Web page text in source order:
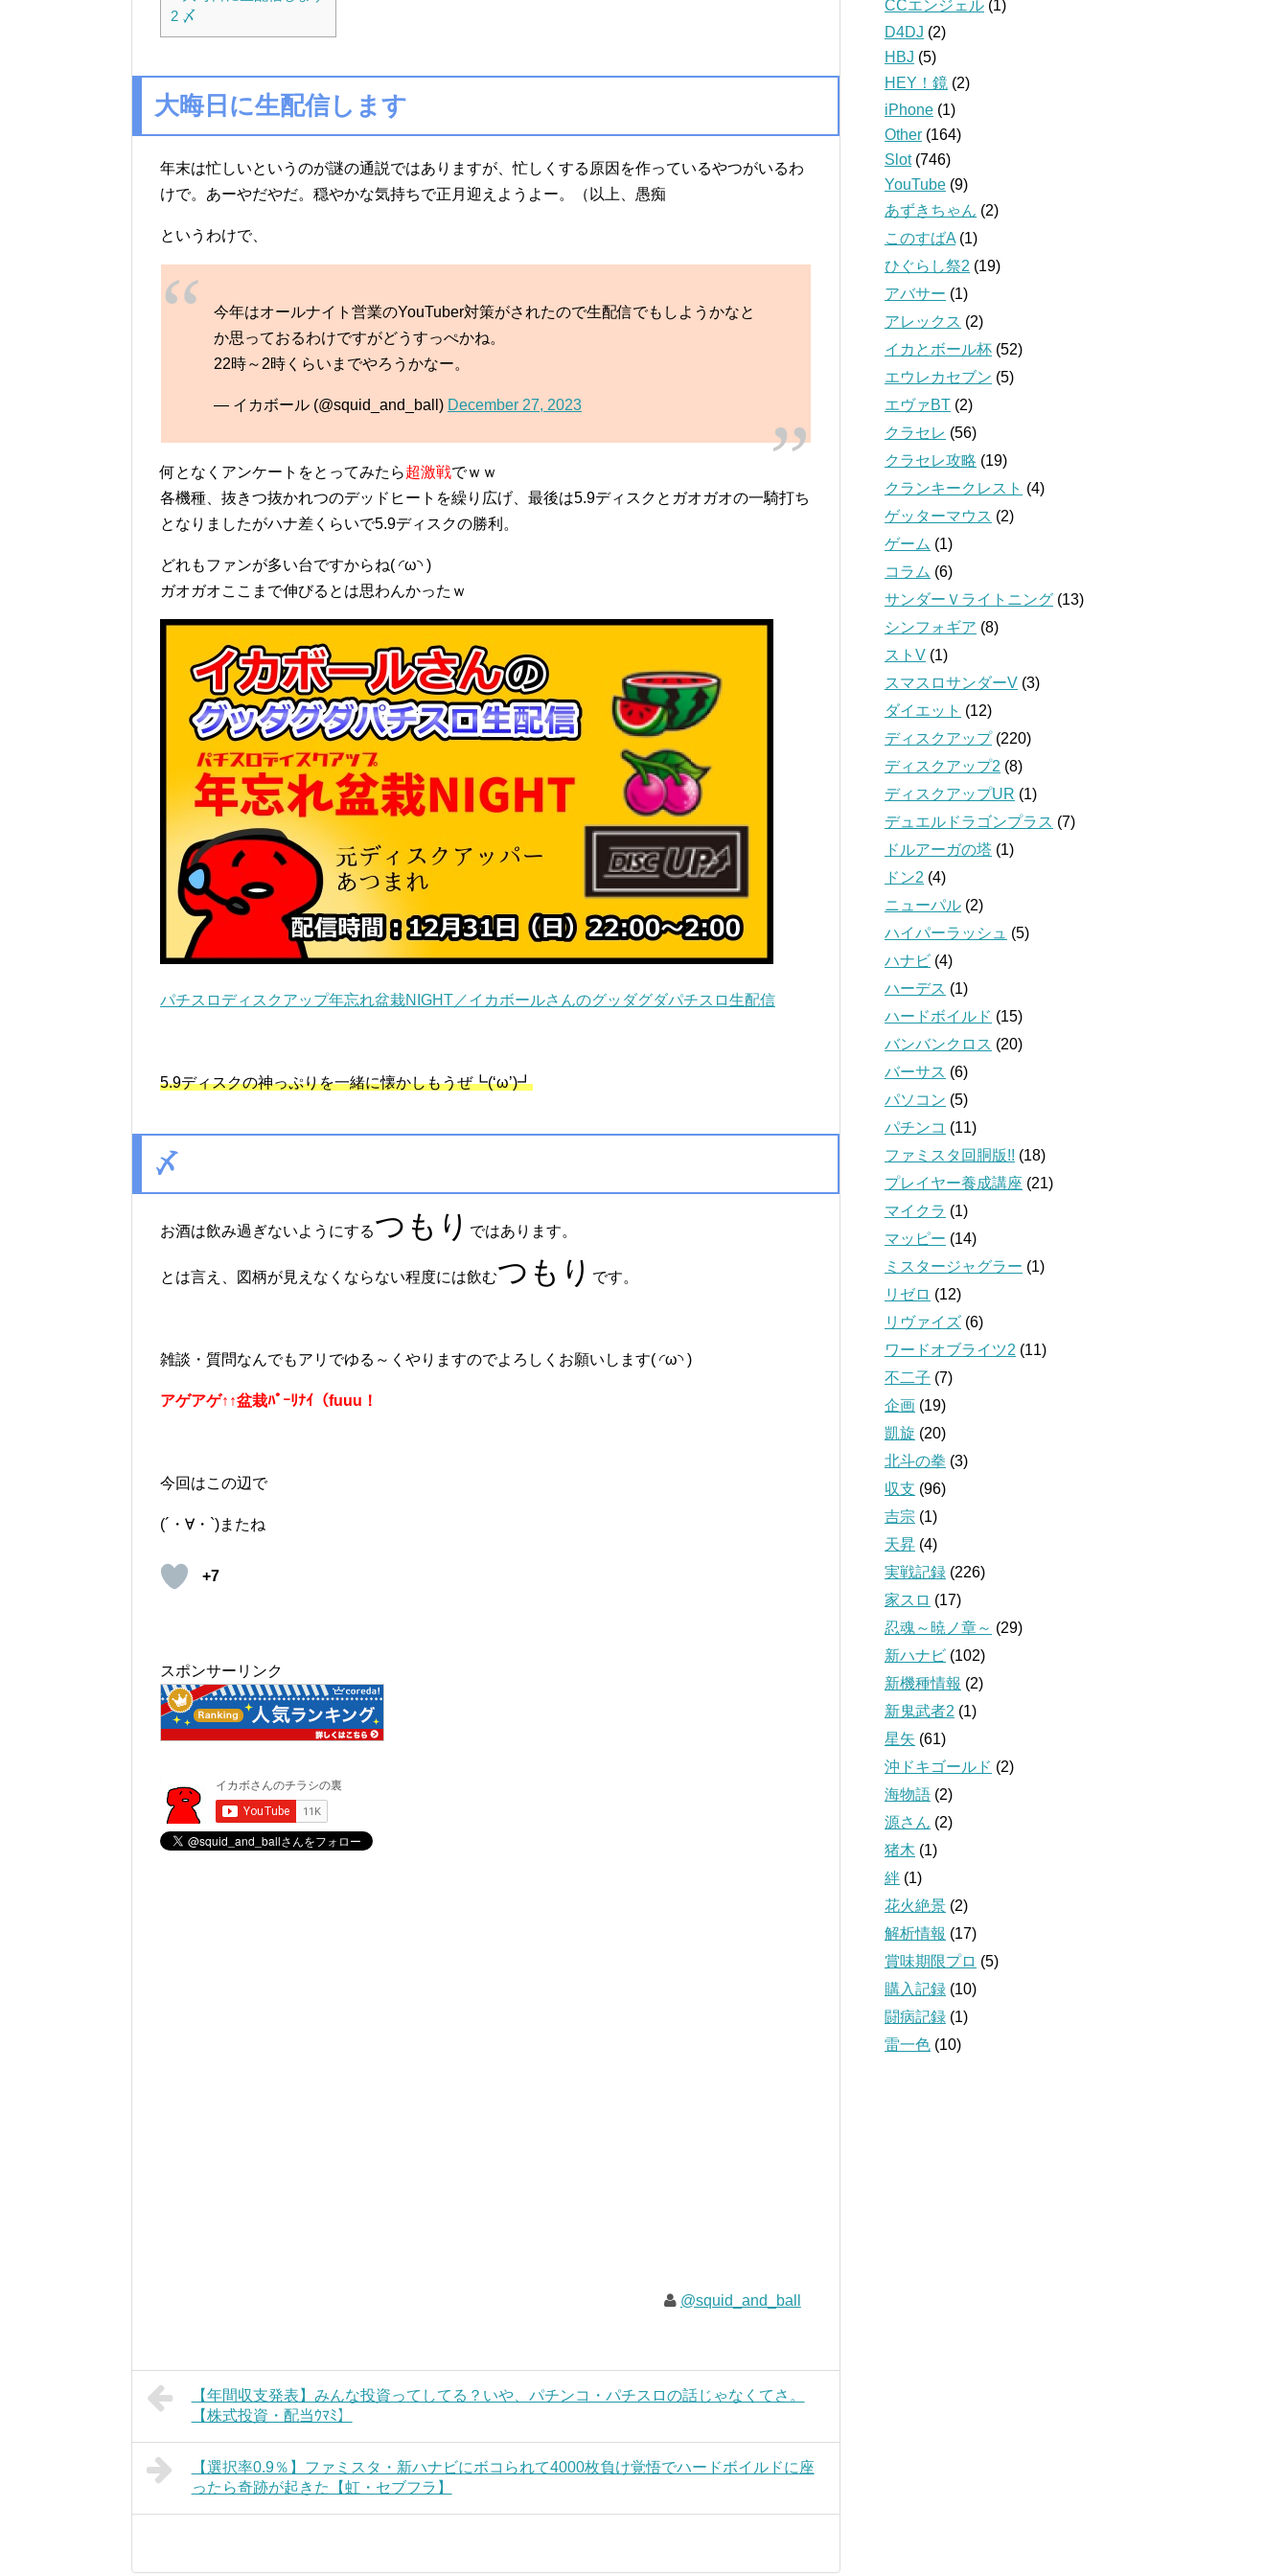
2 〆
大晦日に生配信します
年末は忙しいというのが謎の通説ではありますが、忙しくする原因を作っているやつがいるわ
けで。あーやだやだ。穏やかな気持ちで正月迎えようよー。（以上、愚痴
というわけで、
今年はオールナイト営業のYouTuber対策がされたので生配信でもしようかなと
か思っておるわけですがどうすっぺかね。
22時～2時くらいまでやろうかなー。
— イカボール (@squid_and_ball) December 27, 2023
何となくアンケートをとってみたら超激戦でｗｗ
各機種、抜きつ抜かれつのデッドヒートを繰り広げ、最後は5.9ディスクとガオガオの一騎打ち
となりましたがハナ差くらいで5.9ディスクの勝利。
どれもファンが多い台ですからね( ◜ω◝ )
ガオガオここまで伸びるとは思わんかったｗ
パチスロディスクアップ年忘れ盆栽NIGHT／イカボールさんのグッダグダパチスロ生配信
5.9ディスクの神っぷりを一緒に懐かしもうぜ┗(‘ω’)┛
〆
お酒は飲み過ぎないようにするつもり ではあります。
とは言え、図柄が見えなくならない程度には飲むつもり です。
雑談・質問なんでもアリでゆる～くやりますのでよろしくお願いします( ◜ω◝ )
アゲアゲ↑↑盆栽ﾊﾟｰﾘﾅｲ（fuuu！
今回はこの辺で
(´・∀・`)またね
+7
スポンサーリンク
@squid_and_ball
【年間収支発表】みんな投資ってしてる？いや、パチンコ・パチスロの話じゃなくてさ。
【株式投資・配当ｳﾏﾐ】
【選択率0.9％】ファミスタ・新ハナビにボコられて4000枚負け覚悟でハードボイルドに座
ったら奇跡が起きた【虹・セブフラ】
CCエンジェル (1)
D4DJ (2)
HBJ (5)
HEY！鏡 (2)
iPhone (1)
Other (164)
Slot(746)
YouTube (9)
あずきちゃん (2)
このすばA (1)
ひぐらし祭2 (19)
アバサー (1)
アレックス (2)
イカとボール杯 (52)
エウレカセブン (5)
エヴァBT (2)
クラセレ (56)
クラセレ攻略 (19)
クランキークレスト (4)
ゲッターマウス (2)
ゲーム (1)
コラム (6)
サンダーＶライトニング (13)
シンフォギア (8)
ストV (1)
スマスロサンダーV (3)
ダイエット (12)
ディスクアップ(220)
ディスクアップ2 (8)
ディスクアップUR (1)
デュエルドラゴンプラス (7)
ドルアーガの塔 (1)
ドン2 (4)
ニューパル (2)
ハイパーラッシュ (5)
ハナビ (4)
ハーデス (1)
ハードボイルド (15)
バンバンクロス (20)
バーサス (6)
パソコン (5)
パチンコ (11)
ファミスタ回胴版!! (18)
プレイヤー養成講座 (21)
マイクラ (1)
マッピー (14)
ミスタージャグラー (1)
リゼロ (12)
リヴァイズ (6)
ワードオブライツ2 (11)
不二子 (7)
企画 (19)
凱旋 (20)
北斗の拳 (3)
収支 (96)
吉宗 (1)
天昇 (4)
実戦記録 (226)
家スロ (17)
忍魂～暁ノ章～ (29)
新ハナビ (102)
新機種情報 (2)
新鬼武者2 (1)
星矢 (61)
沖ドキゴールド (2)
海物語 (2)
源さん (2)
猪木 (1)
絆 (1)
花火絶景 (2)
解析情報 (17)
賞味期限プロ (5)
購入記録 (10)
闘病記録 (1)
雷一色 (10)